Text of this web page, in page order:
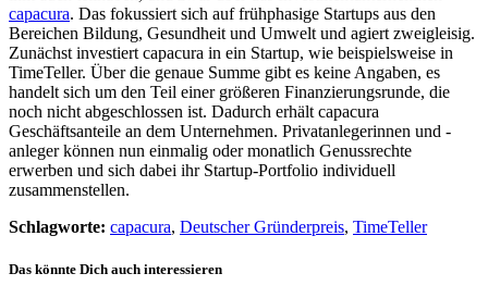
capacura. Das fokussiert sich auf frühphasige Startups aus den
Bereichen Bildung, Gesundheit und Umwelt und agiert zweigleisig.
Zunächst investiert capacura in ein Startup, wie beispielsweise in
TimeTeller. Über die genaue Summe gibt es keine Angaben, es
handelt sich um den Teil einer größeren Finanzierungsrunde, die
noch nicht abgeschlossen ist. Dadurch erhält capacura
Geschäftsanteile an dem Unternehmen. Privatanlegerinnen und -
anleger können nun einmalig oder monatlich Genussrechte
erwerben und sich dabei ihr Startup-Portfolio individuell
zusammenstellen.
Schlagworte: capacura, Deutscher Gründerpreis, TimeTeller
Das könnte Dich auch interessieren